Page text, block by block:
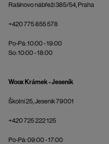
Rašínovo nábřeží 385/54, Praha
+420 775 855 578
Po-Pá: 10:00 - 19:00
So: 10:00 - 18:00
Woox Krámek - Jeseník
Školní 25, Jeseník 79001
+420 725 222 125
Po-Pá: 09:00 - 17:00